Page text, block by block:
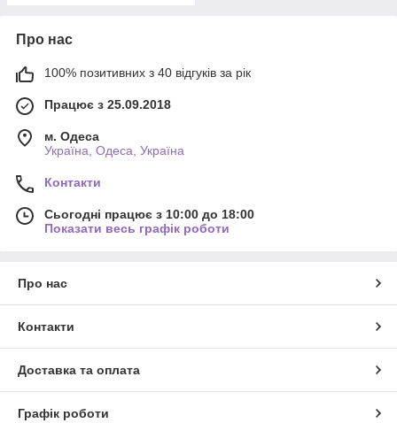
Про нас
100% позитивних з 40 відгуків за рік
Працює з 25.09.2018
м. Одеса
Україна, Одеса, Україна
Контакти
Сьогодні працює з 10:00 до 18:00
Показати весь графік роботи
Про нас
Контакти
Доставка та оплата
Графік роботи